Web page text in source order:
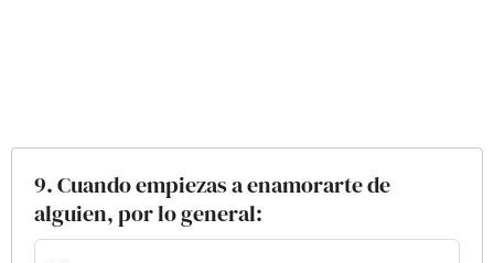
9. Cuando empiezas a enamorarte de
alguien, por lo general: